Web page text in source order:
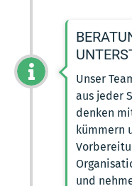
Unser
aus jeder
denken
kümmern
und